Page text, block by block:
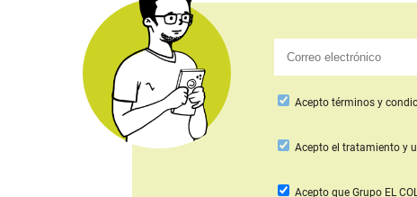
Acepto términos y
Aceptoel tratamiento y
Acepto que Grupo EL